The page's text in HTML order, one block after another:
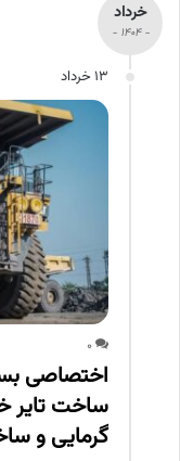
خرداد
- 1404 -
13 خرداد
0
اختصاصی
گرمایی و